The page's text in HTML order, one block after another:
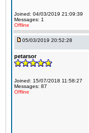
Joined: 04/03/2019 21:09:39
Messages: 1
Offline
05/03/2019 20:52:28
petarsor
Joined: 15/07/2018 11:58:27
Messages: 87
Offline